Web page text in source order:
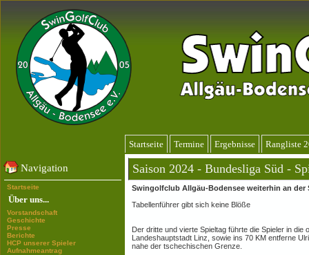
Startseite Termine Ergebnisse Rangliste
Navigation
Startseite
Über uns...
Vorstandschaft
Geschichte
Presse
Berichte
HCP unserer Spieler
Aufnahmeantrag
Saison 2024 - Bundesliga Süd -
Swingolfclub Allgäu-Bodensee weiterhin an der
Tabellenführer gibt sich keine Blöße
Der dritte und vierte Spieltag führte die Spieler in die
Landeshauptstadt Linz, sowie ins 70 KM entferne
nahe der tschechischen Grenze.